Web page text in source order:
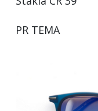
PR TEMA